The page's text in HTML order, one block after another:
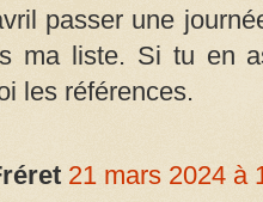
passer une
ma liste. Si tu en
les références.
21 mars 2024 à